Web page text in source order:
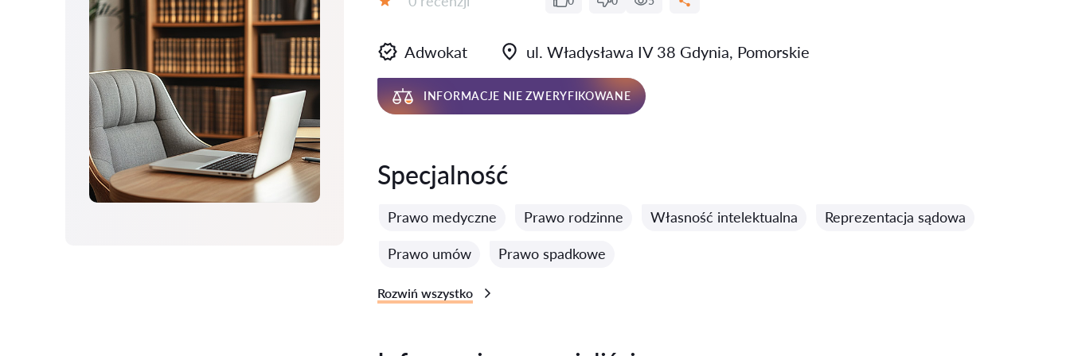
Adwokat ul. Władysława IV 38 Gdynia, Pomorskie
INFORMACJE NIE ZWERYFIKOWANE
Specjalność
Prawo medyczne Prawo rodzinne Własność intelektualna Reprezentacja sądowa
Prawo umów Prawo spadkowe
Rozwiń wszystko